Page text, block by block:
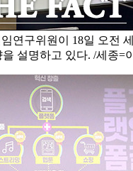
연구위원이 18일 오전
설명하고 있다. /세종=